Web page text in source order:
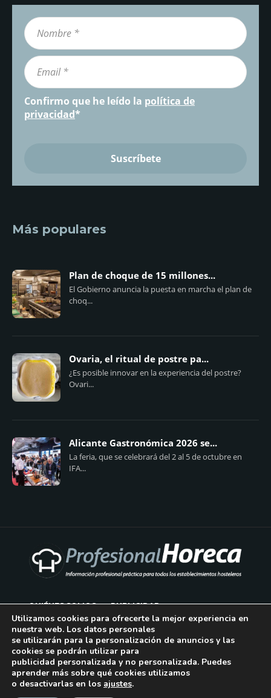
Confirmo que he leído la política de
privacidad*
Más populares
Plan de choque de 15 millones...
El Gobierno anuncia la puesta en marcha el plan de
choq...
Ovaria, el ritual de postre pa...
¿Es posible innovar en la experiencia del postre?
Ovari...
Alicante Gastronómica 2026 se...
La feria, que se celebrará del 2 al 5 de octubre en
IFA...
QUIÉNES SOMOS PUBLICIDAD
AVISO LEGAL
POLÍTICA DE COOKIES
POLÍTICA DE PRIVACIDAD
Utilizamos cookies para ofrecerte la mejor experiencia en
nuestra web. Los datos personales
se utilizarán para la personalización de anuncios y las
cookies se podrán utilizar para
publicidad personalizada y no personalizada. Puedes
aprender más sobre qué cookies utilizamos
o desactivarlas en los ajustes.